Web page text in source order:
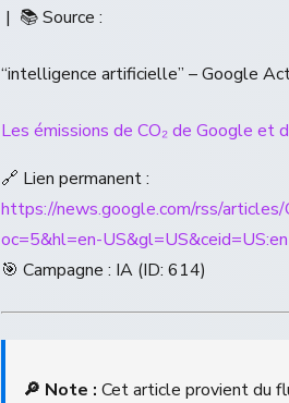
| 📚 Source :
“intelligence artificielle” – Google
Les émissions de CO₂ de Google et
🔗 Lien permanent :
https://news.google.com/rss/
oc=5&hl=en-US&gl=US&ceid=US:en
🎯 Campagne : IA (ID: 614)
🔎 Note : Cet article provient du